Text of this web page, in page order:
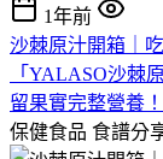
1年前
沙棘原汁開箱｜
「YALASO沙棘
留果實完整營養！
保健食品 食譜分